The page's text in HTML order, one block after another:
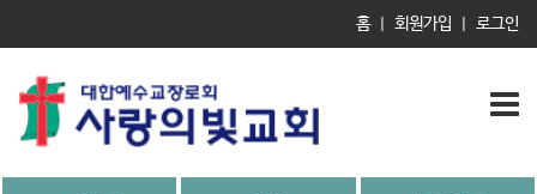
홈 회원가입 로그인